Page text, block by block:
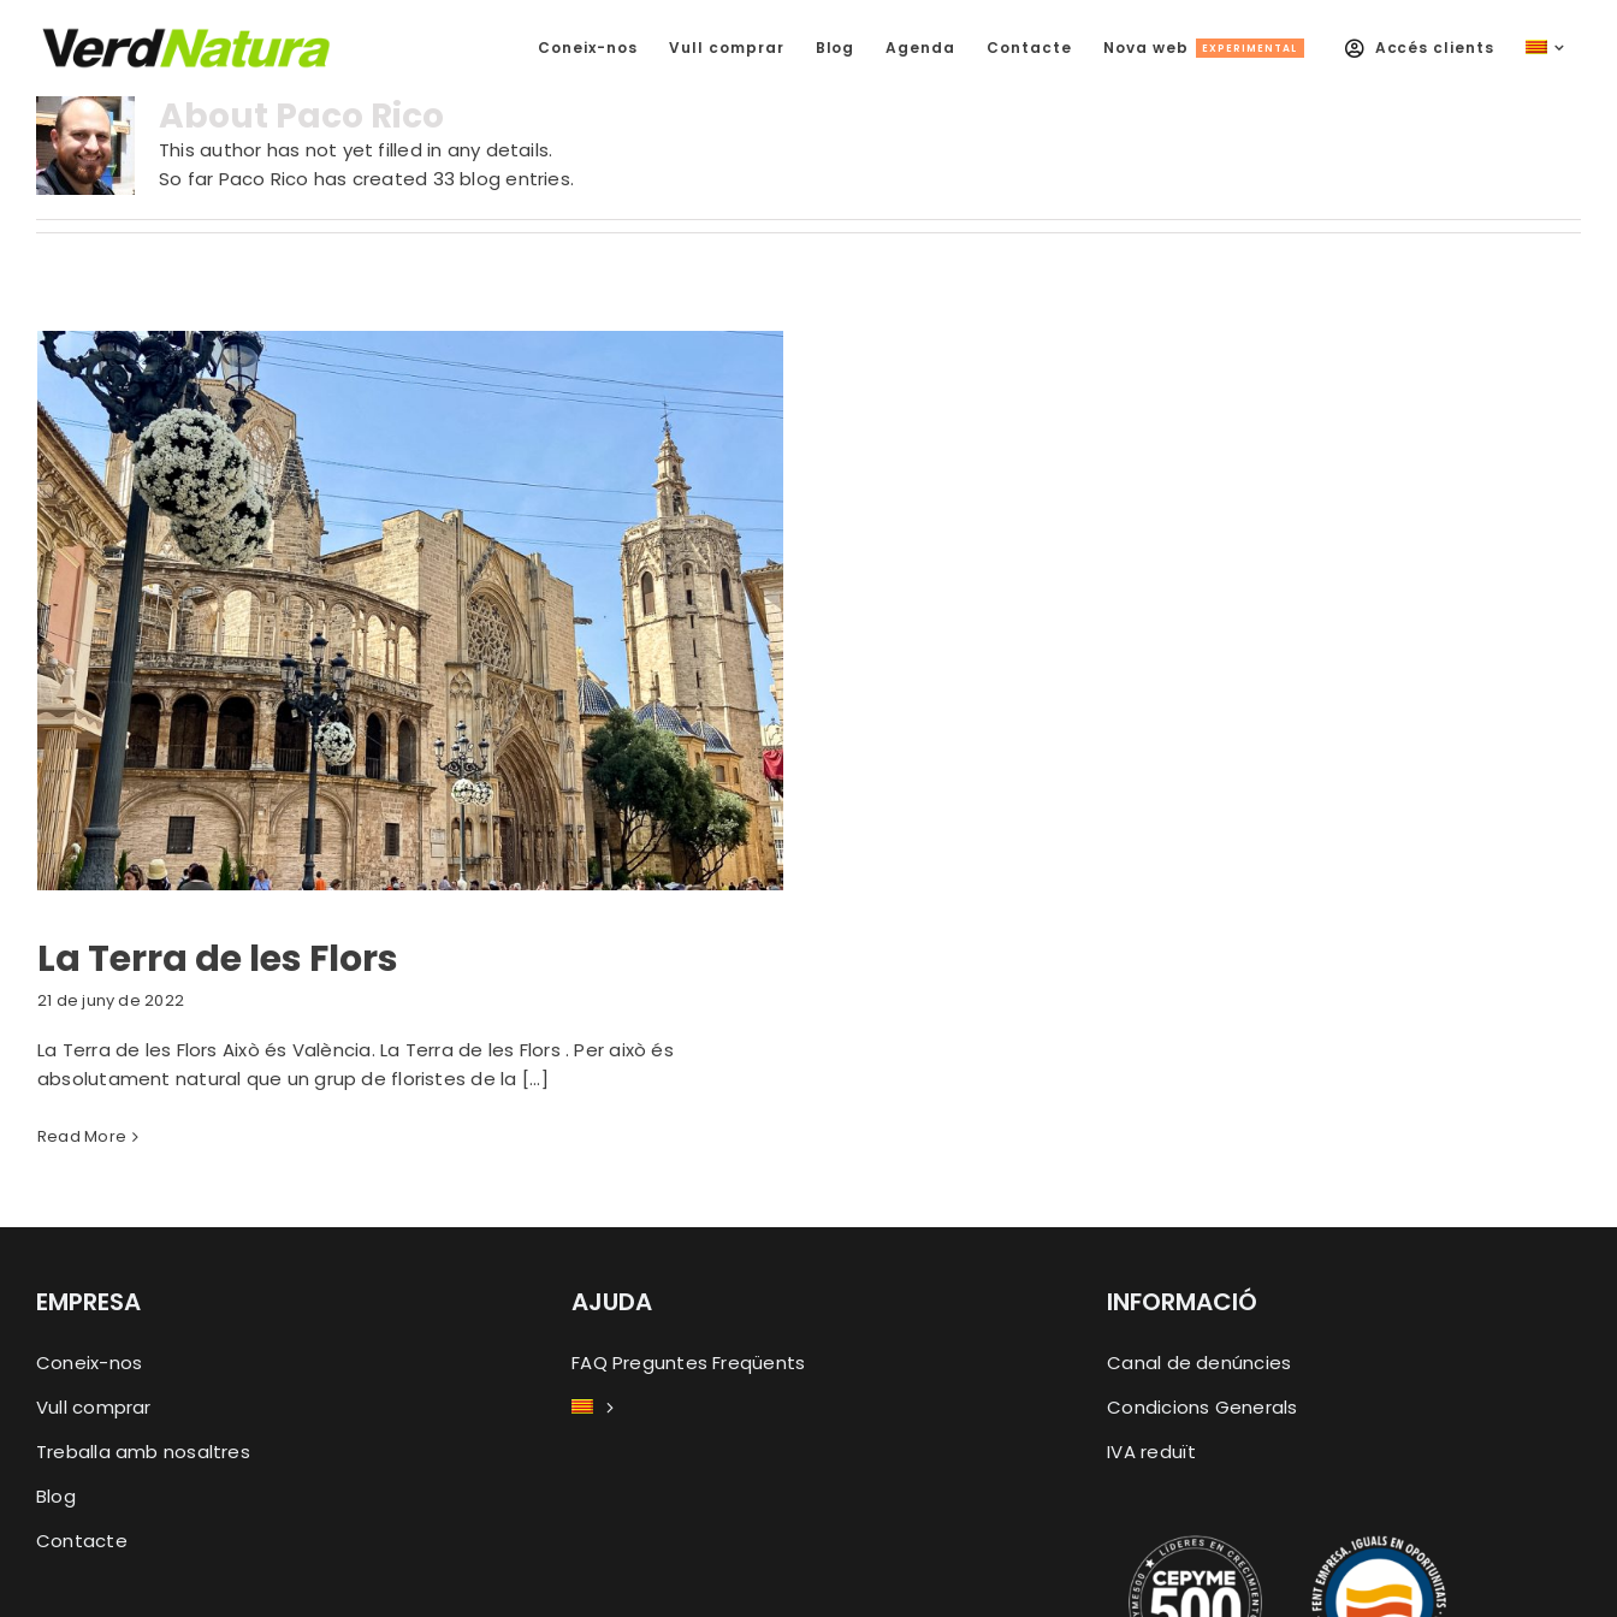
content
Coneix-nos Vull comprar Blog Agenda Contacte Nova web EXPERIMENTAL Accés clients
About Paco Rico
This author has not yet filled in any details.
So far Paco Rico has created 33 blog entries.
La Terra de les Flors
21 de juny de 2022
La Terra de les Flors Això és València. La Terra de les Flors . Per això és
absolutament natural que un grup de floristes de la [...]
Read More
EMPRESA
Coneix-nos
Vull comprar
Treballa amb nosaltres
Blog
Contacte
AJUDA
FAQ Preguntes Freqüents
INFORMACIÓ
Canal de denúncies
Condicions Generals
IVA reduït